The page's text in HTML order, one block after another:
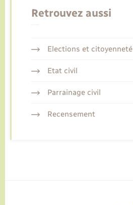
Retrouvez aussi
Elections et citoyenneté
Etat civil
Parrainage civil
Recensement